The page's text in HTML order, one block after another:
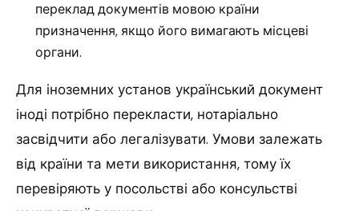
переклад документів мовою країни
призначення, якщо його вимагають місцеві
органи.
Для іноземних установ український документ
іноді потрібно перекласти, нотаріально
засвідчити або легалізувати. Умови залежать
від країни та мети використання, тому їх
перевіряють у посольстві або консульстві